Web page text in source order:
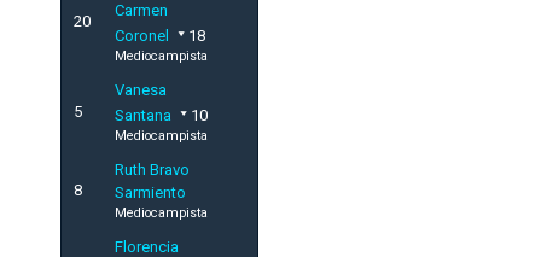
20
Carmen
Coronel
18
Mediocampista
5
Vanesa
Santana
10
Mediocampista
8
Ruth Bravo
Sarmiento
Mediocampista
Florencia